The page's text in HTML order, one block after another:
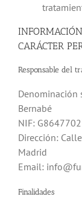
CARÁCTER
Responsable del
Denominación
Bernabé
NIF:
Dirección:
Madrid
Email:
Finalidades